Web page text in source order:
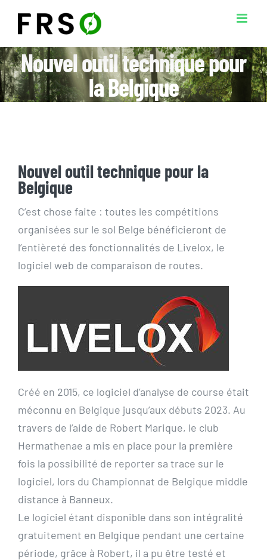
contenu
Nouvel outil technique pour
la Belgique
Nouvel outil technique pour la
Belgique
C’est chose faite : toutes les compétitions
organisées sur le sol Belge bénéficieront de
l’entièreté des fonctionnalités de Livelox, le
logiciel web de comparaison de routes.
Créé en 2015, ce logiciel d’analyse de course était
méconnu en Belgique jusqu’aux débuts 2023. Au
travers de l’aide de Robert Marique, le club
Hermathenae a mis en place pour la première
fois la possibilité de reporter sa trace sur le
logiciel, lors du Championnat de Belgique middle
distance à Banneux.
Le logiciel étant disponible dans son intégralité
gratuitement en Belgique pendant une certaine
période, grâce à Robert, il a pu être testé et